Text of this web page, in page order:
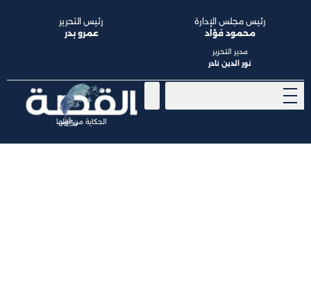
الحكاية من أولها
رئيس مجلس الإدارة
محمود فؤاد
مدير التحرير
نور الدين نادر
رئيس التحرير
عمرو بدر